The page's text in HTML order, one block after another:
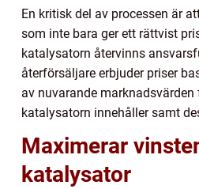
En kritisk del av processen är
som inte bara ger ett rättvist
katalysatorn återvinns
återförsäljare erbjuder priser
av nuvarande
katalysatorn innehåller samt
Maximerar
katalysator